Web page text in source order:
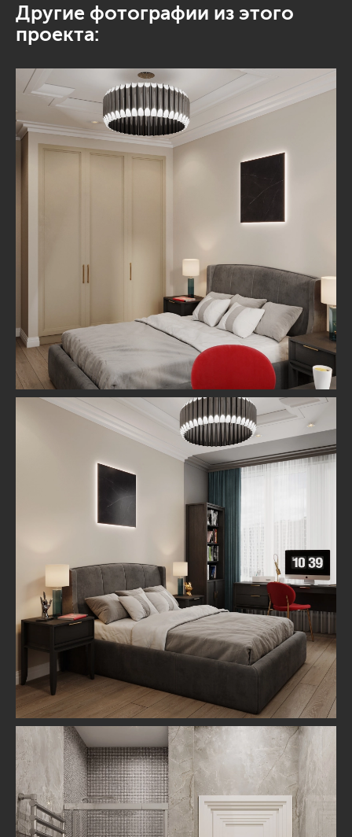
Другие фотографии из этого
проекта: